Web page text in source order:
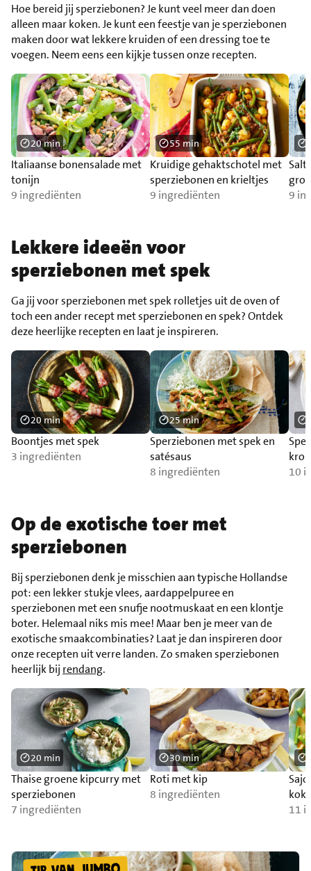
Hoe bereid jij sperziebonen? Je kunt veel meer dan doen
alleen maar koken. Je kunt een feestje van je sperziebonen
maken door wat lekkere kruiden of een dressing toe te
voegen. Neem eens een kijkje tussen onze recepten.
Italiaanse bonensalade met
tonijn
9 ingrediënten
20 min
Kruidige gehaktschotel met
sperziebonen en krieltjes
9 ingrediënten
55 min
9
Lekkere ideeën voor
sperziebonen met spek
Ga jij voor sperziebonen met spek rolletjes uit de oven of
toch een ander recept met sperziebonen en spek? Ontdek
deze heerlijke recepten en laat je inspireren.
Boontjes met spek
3 ingrediënten
20 min
Sperziebonen met spek en
satésaus
8 ingrediënten
25 min
10
Op de exotische toer met
sperziebonen
Bij sperziebonen denk je misschien aan typische Hollandse
pot: een lekker stukje vlees, aardappelpuree en
sperziebonen met een snufje nootmuskaat en een klontje
boter. Helemaal niks mis mee! Maar ben je meer van de
exotische smaakcombinaties? Laat je dan inspireren door
onze recepten uit verre landen. Zo smaken sperziebonen
heerlijk bij rendang.
Thaise groene kipcurry met
sperziebonen
7 ingrediënten
20 min
Roti met kip
8 ingrediënten
30 min
11